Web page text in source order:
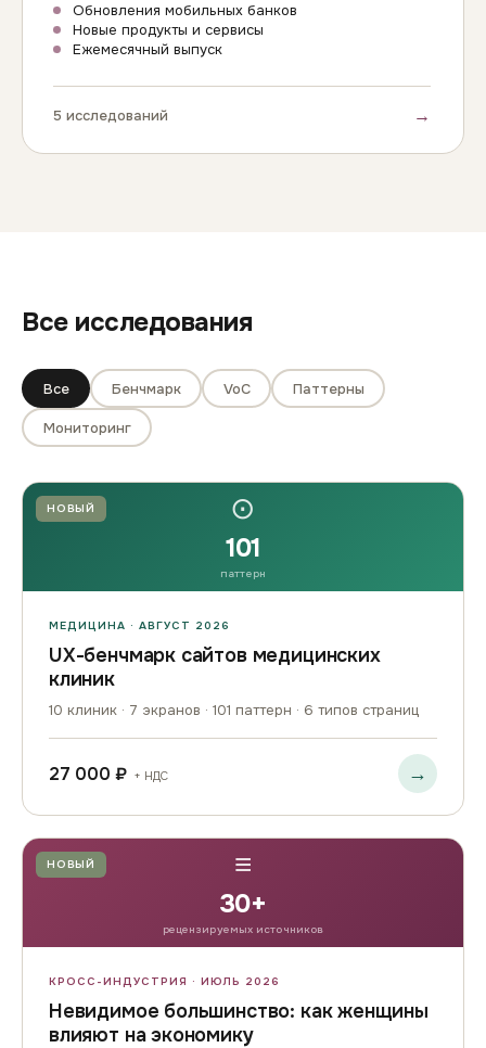
Обновления мобильных банков
Новые продукты и сервисы
Ежемесячный выпуск
5 исследований →
Все исследования
Все Бенчмарк VoC Паттерны
Мониторинг
⊙
101
паттерн
НОВЫЙ
МЕДИЦИНА · АВГУСТ 2026
UX-бенчмарк сайтов медицинских
клиник
10 клиник · 7 экранов · 101 паттерн · 6 типов страниц
27 000 ₽ + НДС →
≡
30+
рецензируемых источников
НОВЫЙ
КРОСС-ИНДУСТРИЯ · ИЮЛЬ 2026
Невидимое большинство: как женщины
влияют на экономику